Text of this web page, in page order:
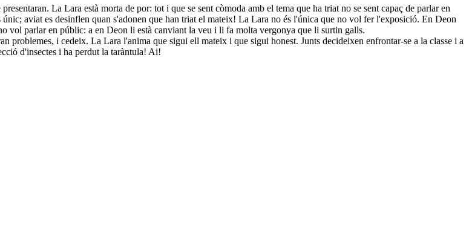
La Lara està morta de por: tot i que se sent còmoda amb el tema que ha triat no se sent capaç de parlar en
aviat es desinflen quan s'adonen que han triat el mateix! La Lara no és l'única que no vol fer l'exposició. En Deon
vol parlar en públic: a en Deon li està canviant la veu i li fa molta vergonya que li surtin galls.
i cedeix. La Lara l'anima que sigui ell mateix i que sigui honest. Junts decideixen enfrontar-se a la classe i a
d'insectes i ha perdut la taràntula! Ai!